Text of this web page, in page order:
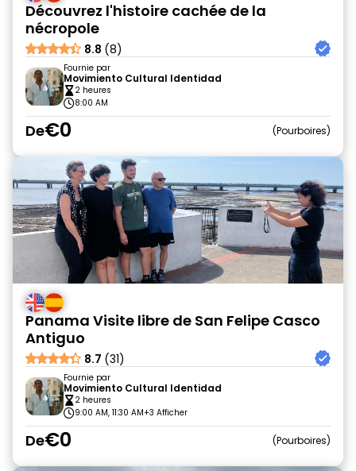
Découvrez l'histoire cachée de la
nécropole
8.8 (8)
Fournie par
Movimiento Cultural Identidad
2 heures
8:00 AM
De€0 Pourboires
Panama Visite libre de San Felipe Casco
Antiguo
8.7 (31)
Fournie par
Movimiento Cultural Identidad
2 heures
9:00 AM, 11:30 AM+3 Afficher
De€0 Pourboires